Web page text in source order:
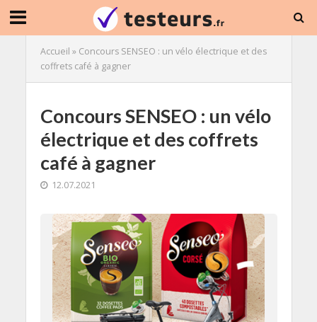
Accueil » Concours SENSEO : un vélo électrique et des
coffrets café à gagner
Concours SENSEO : un vélo
électrique et des coffrets
café à gagner
12.07.2021